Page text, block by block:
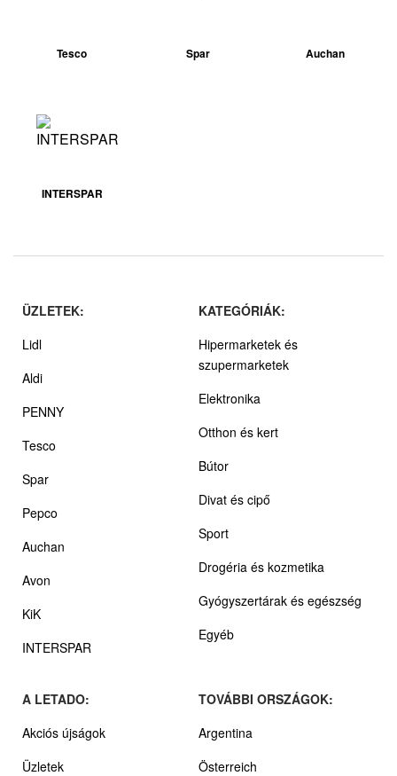
Tesco Spar Auchan
INTERSPAR
ÜZLETEK:
Lidl
Aldi
PENNY
Tesco
Spar
Pepco
Auchan
Avon
KiK
INTERSPAR
KATEGÓRIÁK:
Hipermarketek és
szupermarketek
Elektronika
Otthon és kert
Bútor
Divat és cipő
Sport
Drogéria és kozmetika
Gyógyszertárak és egészség
Egyéb
A LETADO:
Akciós újságok
Üzletek
TOVÁBBI ORSZÁGOK:
Argentina
Österreich